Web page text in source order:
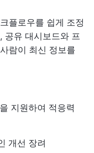
플로우를 쉽게 조정
공유 대시보드와 프
람이 최신 정보를
지원하여 적응력
개선 장려